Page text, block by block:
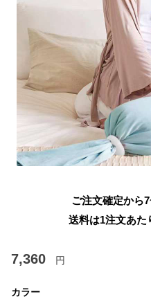
ご注文確定から
送料は1注文あた
7,360 円
カラー